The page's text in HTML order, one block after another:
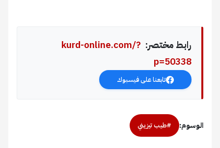
رابط مختصر: kurd-online.com/?
p=50338
تابعنا على فيسبوك
الوسوم: #طيب تيزيني